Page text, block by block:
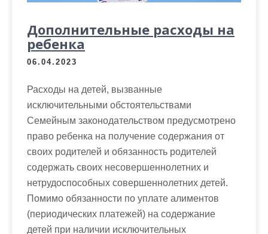
Дополнительные расходы на
ребенка
06.04.2023
Расходы на детей, вызванные
исключительными обстоятельствами
Семейным законодательством предусмотрено
право ребенка на получение содержания от
своих родителей и обязанность родителей
содержать своих несовершеннолетних и
нетрудоспособных совершеннолетних детей.
Помимо обязанности по уплате алиментов
(периодических платежей) на содержание
детей при наличии исключительных